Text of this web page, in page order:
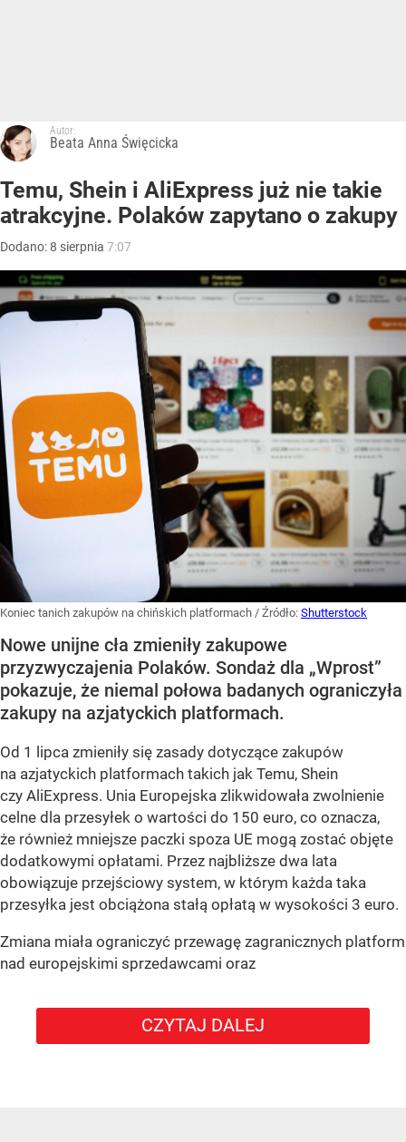
Autor:
Beata Anna Święcicka
Temu, Shein i AliExpress już nie takie
atrakcyjne. Polaków zapytano o zakupy
Dodano:8 sierpnia 7:07
Koniec tanich zakupów na chińskich platformach / Źródło: Shutterstock
Nowe unijne cła zmieniły zakupowe
przyzwyczajenia Polaków. Sondaż dla „Wprost”
pokazuje, że niemal połowa badanych ograniczyła
zakupy na azjatyckich platformach.
Od 1 lipca zmieniły się zasady dotyczące zakupów
na azjatyckich platformach takich jak Temu, Shein
czy AliExpress. Unia Europejska zlikwidowała zwolnienie
celne dla przesyłek o wartości do 150 euro, co oznacza,
że również mniejsze paczki spoza UE mogą zostać objęte
dodatkowymi opłatami. Przez najbliższe dwa lata
obowiązuje przejściowy system, w którym każda taka
przesyłka jest obciążona stałą opłatą w wysokości 3 euro.
Zmiana miała ograniczyć przewagę zagranicznych platform
nad europejskimi sprzedawcami oraz
CZYTAJ DALEJ